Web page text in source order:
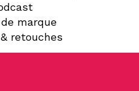
marque
retouches